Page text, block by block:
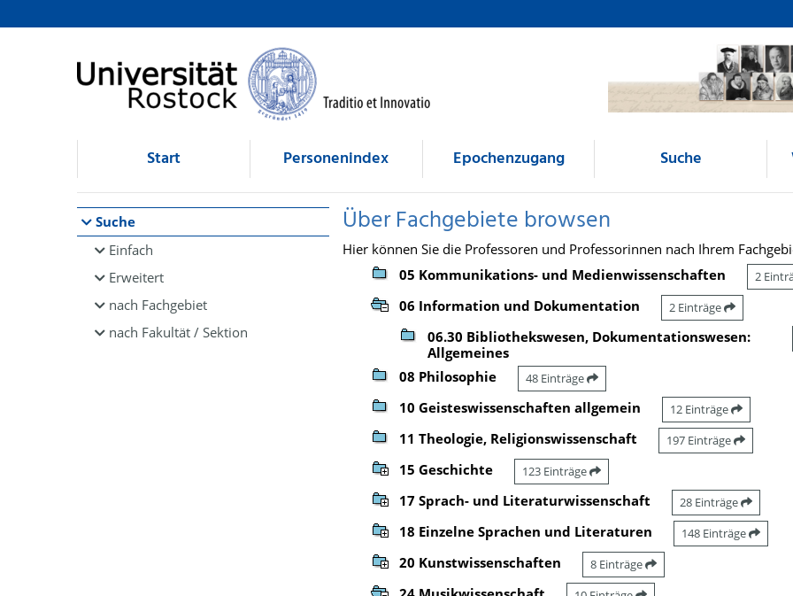
Browsen
direkt zum Inhalt
Start Personenindex Epochenzugang Suche
Suche
Einfach
Erweitert
nach Fachgebiet
nach Fakultät / Sektion
Über Fachgebiete browsen
Hier können Sie die Professoren und Professorinnen nach Ihrem
05 Kommunikations- und Medienwissenschaften
2
06 Information und Dokumentation 2 Einträge
06.30 Bibliothekswesen, Dokumentationswesen:
Allgemeines
08 Philosophie
48 Einträge
10 Geisteswissenschaften allgemein 12 Einträge
11 Theologie, Religionswissenschaft 197 Einträge
15 Geschichte 123 Einträge
17 Sprach- und Literaturwissenschaft 28 Einträge
18 Einzelne Sprachen und Literaturen 148 Einträge
20 Kunstwissenschaften 8 Einträge